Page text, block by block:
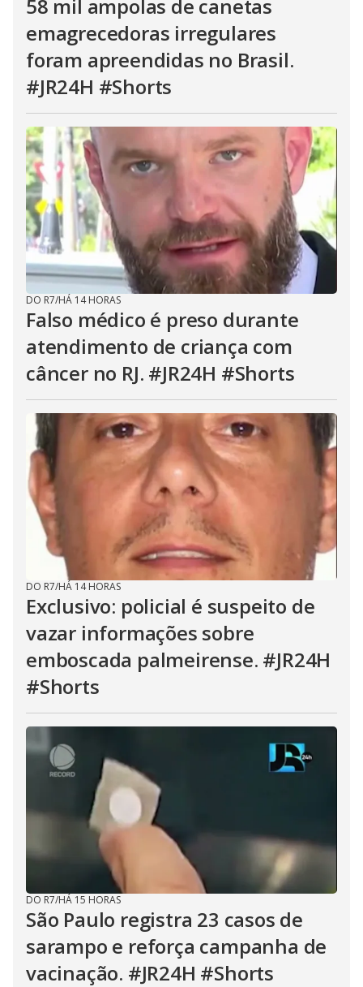
58 mil ampolas de canetas
emagrecedoras irregulares
foram apreendidas no Brasil.
#JR24H #Shorts
DO R7/HÁ 14 HORAS
Falso médico é preso durante
atendimento de criança com
câncer no RJ. #JR24H #Shorts
DO R7/HÁ 14 HORAS
Exclusivo: policial é suspeito de
vazar informações sobre
emboscada palmeirense. #JR24H
#Shorts
DO R7/HÁ 15 HORAS
São Paulo registra 23 casos de
sarampo e reforça campanha de
vacinação. #JR24H #Shorts